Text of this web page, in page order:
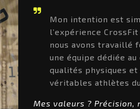
Mon intention est
l’expérience
nous avons travaillé
une équipe dédiée
qualités physiques et
véritables athlètes
Mes valeurs ? Précision,